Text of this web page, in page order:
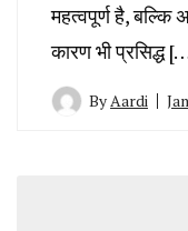
महत्वपूर्ण है, बल्कि
कारण भी प्रसिद्ध
By Aardi